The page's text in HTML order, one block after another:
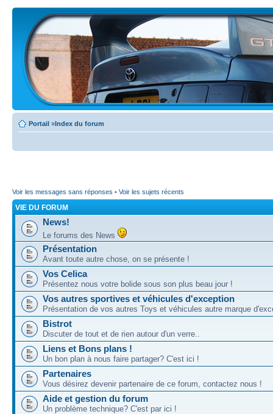
Portail »Index du forum
Voir les messages sans réponses • Voir les sujets récents
VIE DU FORUM
News!
Le forums des News
Présentation
Avant toute autre chose, on se présente !
Vos Celica
Présentez nous votre bolide sous son plus beau jour !
Vos autres sportives et véhicules d'exception
Présentation de vos autres Toys et véhicules autre marque
Bistrot
Discuter de tout et de rien autour d'un verre..
Liens et Bons plans !
Un bon plan à nous faire partager? C'est ici !
Partenaires
Vous désirez devenir partenaire de ce forum, contactez nous !
Aide et gestion du forum
Un problème technique? C'est par ici !